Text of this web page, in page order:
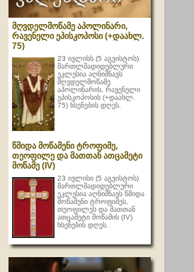
მღვდელმოწამე აპოლინარი,
რავენელი ეპისკოპოსი (+დაახლ.
75)
23 ივლისს (5 აგვისტოს)
მართლმადიდებლური
ეკლესია აღნიშნავს
მღვდელმოწამე
აპოლინარის, რავენელი
ეპისკოპოსის (+დაახლ.
75) ხსენების დღეს.
წმიდა მოწამენი ტროფიმე,
თეოფილე და მათთან ათცამეტი
მოწამე (IV)
23 ივლისი (5 აგვისტოს)
მართლმადიდებლური
ეკლესია აღნიშნავს წმიდა
მოწამენი ტროფიმეს,
თეოფილეს და მათთან
ათცამეტი მოწამის (IV)
ხსენების დღეს.